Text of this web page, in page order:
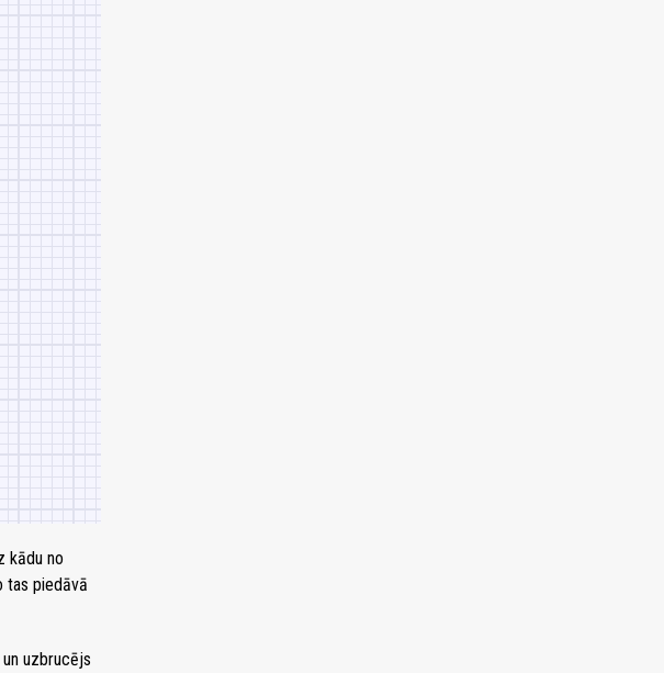
kādu no
tas piedāvā
uzbrucējs